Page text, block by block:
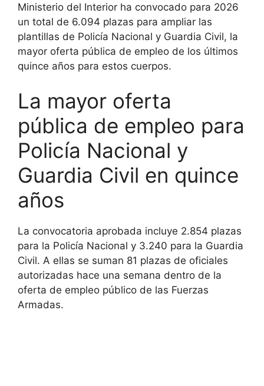
Ministerio del Interior ha convocado para 2026
un total de 6.094 plazas para ampliar las
plantillas de Policía Nacional y Guardia Civil, la
mayor oferta pública de empleo de los últimos
quince años para estos cuerpos.
La mayor oferta
pública de empleo para
Policía Nacional y
Guardia Civil en quince
años
La convocatoria aprobada incluye 2.854 plazas
para la Policía Nacional y 3.240 para la Guardia
Civil. A ellas se suman 81 plazas de oficiales
autorizadas hace una semana dentro de la
oferta de empleo público de las Fuerzas
Armadas.